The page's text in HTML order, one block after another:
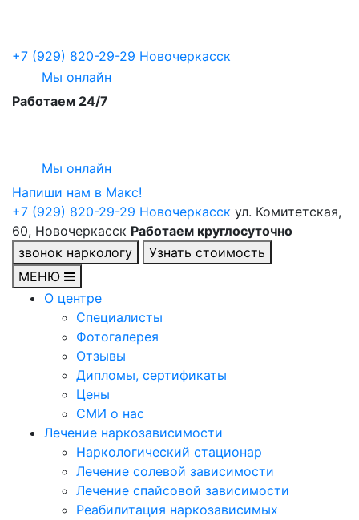
+7 (929) 820-29-29 Новочеркасск
Мы онлайн
Работаем 24/7
Мы онлайн
Напиши нам в Maкс!
+7 (929) 820-29-29 Новочеркасск ул. Комитетская,
60, Новочеркасск Работаем круглосуточно
звонок наркологу
Узнать стоимость
МЕНЮ
О центре
Специалисты
Фотогалерея
Отзывы
Дипломы, сертификаты
Цены
СМИ о нас
Лечение наркозависимости
Наркологический стационар
Лечение солевой зависимости
Лечение спайсовой зависимости
Реабилитация наркозависимых